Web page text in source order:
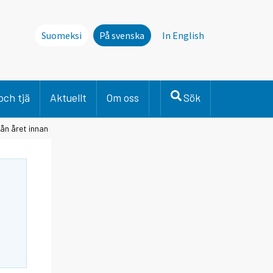
Suomeksi På svenska In English
tjä Aktuellt Om oss Sök
året innan